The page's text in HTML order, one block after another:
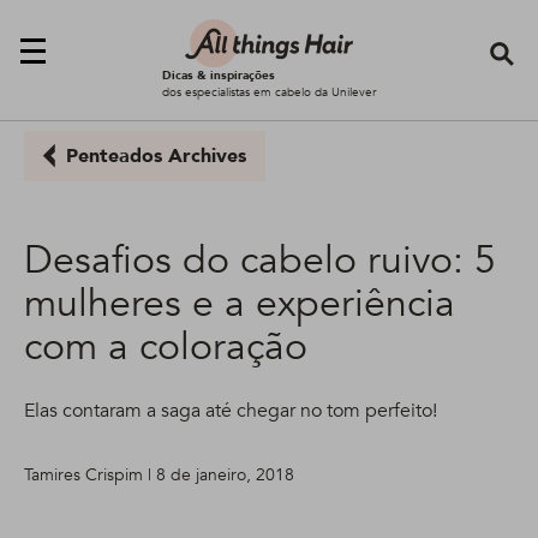
Dicas & inspirações
dos especialistas em cabelo da Unilever
Penteados Archives
Desafios do cabelo ruivo: 5
mulheres e a experiência
com a coloração
Elas contaram a saga até chegar no tom perfeito!
Tamires Crispim | 8 de janeiro, 2018